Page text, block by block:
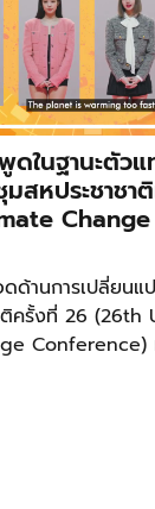
ในฐานะตัวแ
มสหประชาชา
ดด้านการเปลี่ยน
ติครั้งที่ 26
Conference)